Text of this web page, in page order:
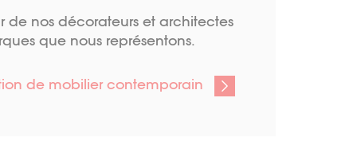
de nos décorateurs et architectes
que nous représentons.
de mobilier contemporain